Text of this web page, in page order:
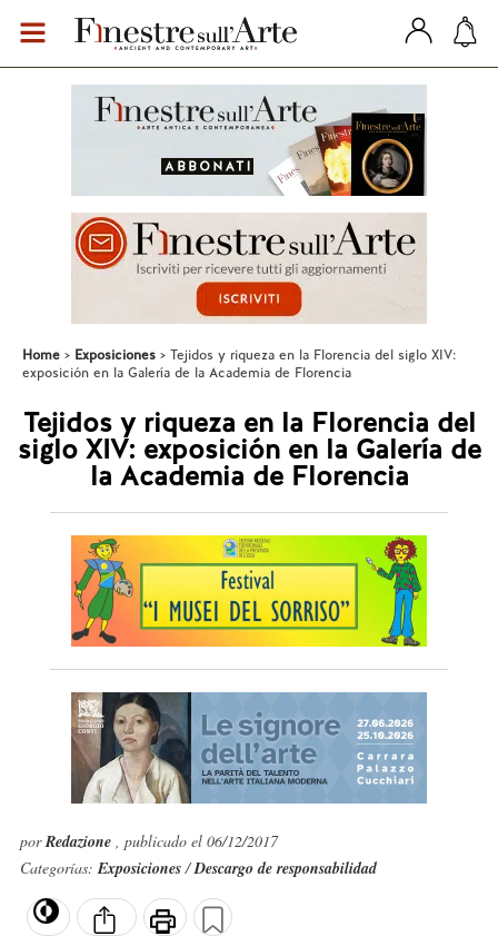
Home Exposiciones
Tejidos y riqueza en la Florencia del siglo XIV:
exposición en la Galería de la Academia de Florencia
Tejidos y riqueza en la Florencia del
siglo XIV: exposición en la Galería de
la Academia de Florencia
porRedazione , publicado el 06/12/2017
Categorías:Exposiciones/Descargo de responsabilidad